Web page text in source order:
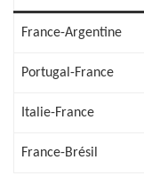
France-Argentine
Portugal-France
Italie-France
France-Brésil